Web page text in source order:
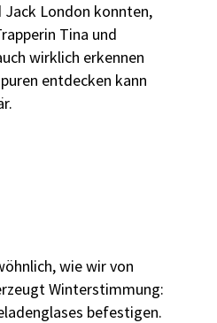
Jack London konnten,
Tina und
wirklich erkennen
entdecken kann
wie wir von
Winterstimmung:
befestigen.